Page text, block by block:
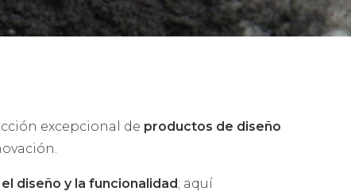
excepcional de productos de diseño
diseño y la funcionalidad; aquí